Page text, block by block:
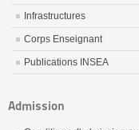
Infrastructures
Corps Enseignant
Publications INSEA
Admission